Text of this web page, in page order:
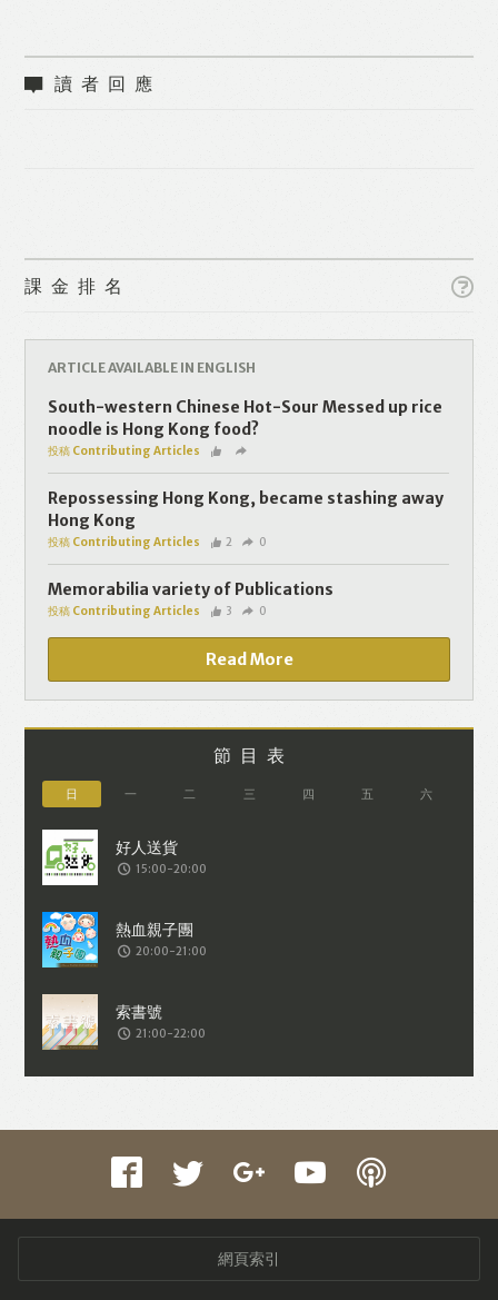
讀者回應
課金排名
ARTICLE AVAILABLE IN ENGLISH
South-western Chinese Hot-Sour Messed up rice
noodle is Hong Kong food?
投稿 Contributing Articles
Repossessing Hong Kong, became stashing away
Hong Kong
投稿 Contributing Articles 2 0
Memorabilia variety of Publications
投稿 Contributing Articles 3 0
Read More
節目表
日 一 二 三 四 五 六
15:00-20:00
20:00-21:00
21:00-22:00
網頁索引